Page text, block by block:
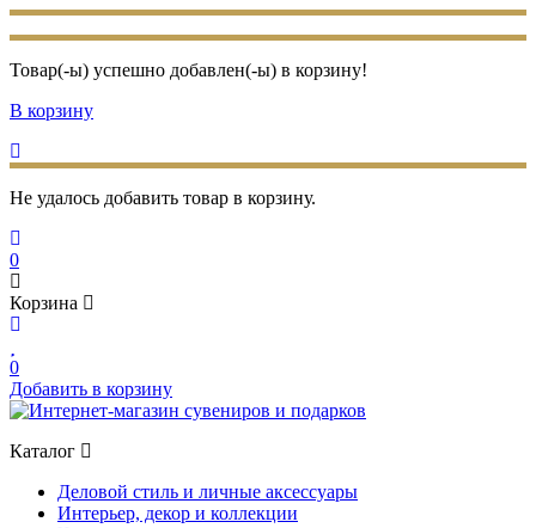
Товар(-ы) успешно добавлен(-ы) в корзину!
В корзину
Не удалось добавить товар в корзину.
0
Корзина
0
Добавить в корзину
Каталог
Деловой стиль и личные аксессуары
Интерьер, декор и коллекции